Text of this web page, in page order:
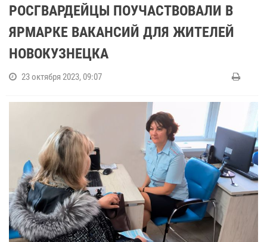
РОСГВАРДЕЙЦЫ ПОУЧАСТВОВАЛИ В
ЯРМАРКЕ ВАКАНСИЙ ДЛЯ ЖИТЕЛЕЙ
НОВОКУЗНЕЦКА
23 октября 2023, 09:07